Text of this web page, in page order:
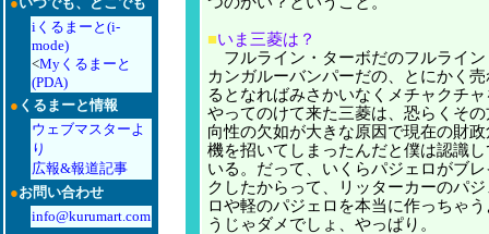
iくるまーと(i-
mode)
<Myくるまーと
(PDA)
● くるまーと情報
ウェブマスターよ
り
広報&報道記事
●お問い合わせ
info@kurumart.com
■いま三菱は？
フルライン・ターボだのフルライン
カンガルーバンパーだの、とにかく売
るとなればみさかいなくメチャクチャ
やってのけて来た三菱は、恐らくその
向性の欠如が大きな原因で現在の財政
機を招いてしまったんだと僕は認識し
いる。だって、いくらパジェロがブレ
クしたからって、リッターカーのパジ
ロや軽のパジェロを本当に作っちゃう
うじゃダメでしょ、やっぱり。